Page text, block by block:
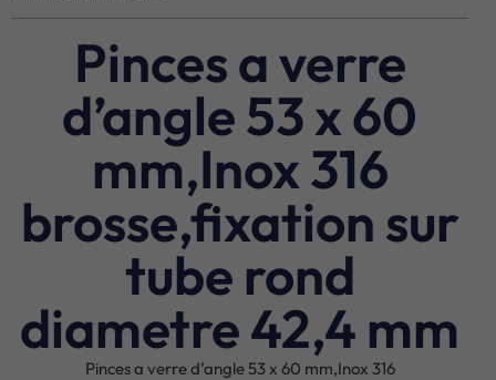
Pinces a verre
d’angle 53 x 60
mm,Inox 316
brosse,fixation sur
tube rond
diametre 42,4 mm
Pinces a verre d’angle 53 x 60 mm,Inox 316